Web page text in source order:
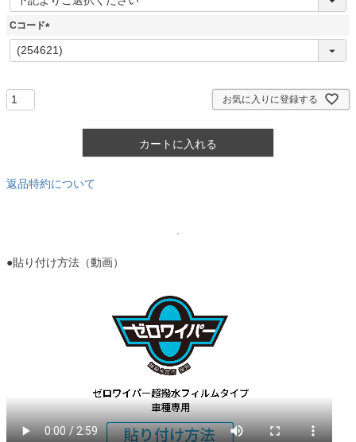
Cコード
(
必
お気に入りに登録する
カートに入れる
返品特約について
●貼り付け方法（動画）